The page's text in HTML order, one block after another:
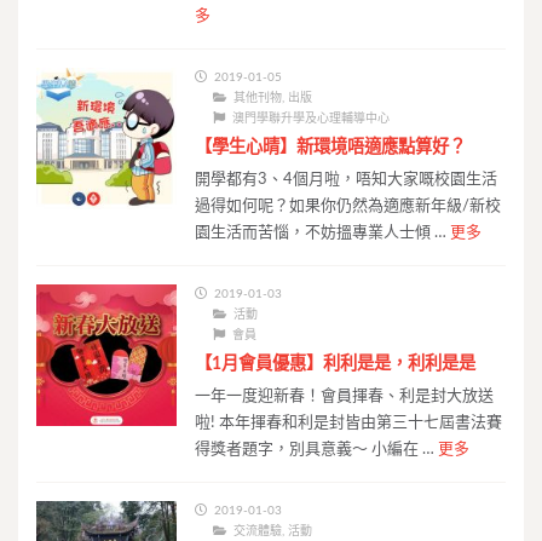
多
2019-01-05
其他刊物, 出版
澳門學聯升學及心理輔導中心
【學生心晴】新環境唔適應點算好？
開學都有3、4個月啦，唔知大家嘅校園生活
過得如何呢？如果你仍然為適應新年級/新校
園生活而苦惱，不妨搵專業人士傾 … 更多
2019-01-03
活動
會員
【1月會員優惠】利利是是，利利是是
一年一度迎新春！會員揮春、利是封大放送
啦! 本年揮春和利是封皆由第三十七屆書法賽
得獎者題字，別具意義～ 小編在 … 更多
2019-01-03
交流體驗,活動